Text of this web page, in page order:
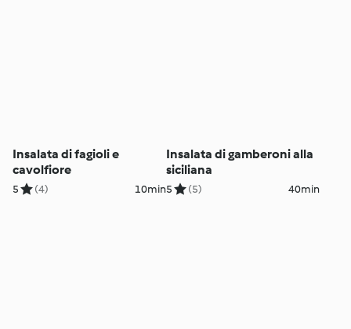
Insalata di fagioli e
cavolfiore
5 (4) 10min
Insalata di gamberoni alla
siciliana
5 (5) 40min